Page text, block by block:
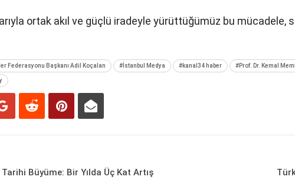
ortak akıl ve güçlü iradeyle yürüttüğümüz bu mücadele,
Federasyonu Başkanı Adil Koçalan #İstanbul Medya #kanal34 haber #Prof. Dr. Kemal
Büyüme: Bir Yılda Üç Kat Artış